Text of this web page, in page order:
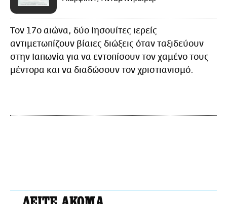
Τον 17ο αιώνα, δύο Ιησουίτες ιερείς
αντιμετωπίζουν βίαιες διώξεις όταν ταξιδεύουν
στην Ιαπωνία για να εντοπίσουν τον χαμένο τους
μέντορα και να διαδώσουν τον χριστιανισμό.